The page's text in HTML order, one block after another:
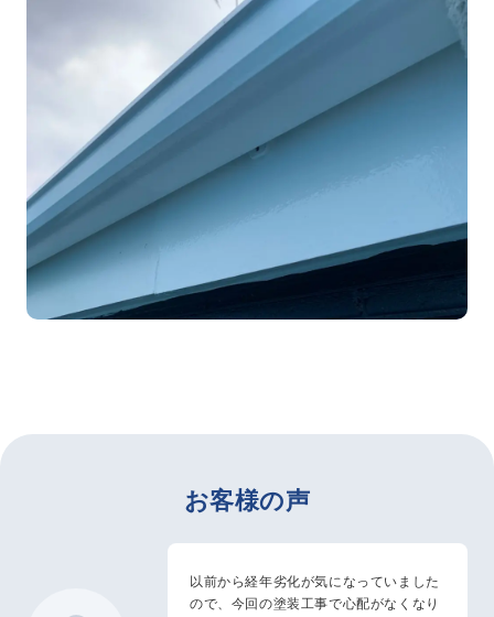
お客様の声
以前から経年劣化が気になっていました
ので、今回の塗装工事で心配がなくなり